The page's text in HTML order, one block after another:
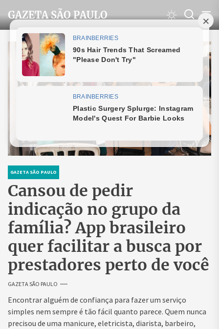
to
the
content
GAZETA SÃO PAULO
GAZETA SÃO PAULO
Cansou de pedir
indicação no grupo da
família? App brasileiro
quer facilitar a busca por
prestadores perto de você
GAZETA SÃO PAULO
Encontrar alguém de confiança para fazer um serviço
simples nem sempre é tão fácil quanto parece. Quem nunca
precisou de uma manicure, eletricista, diarista, barbeiro,